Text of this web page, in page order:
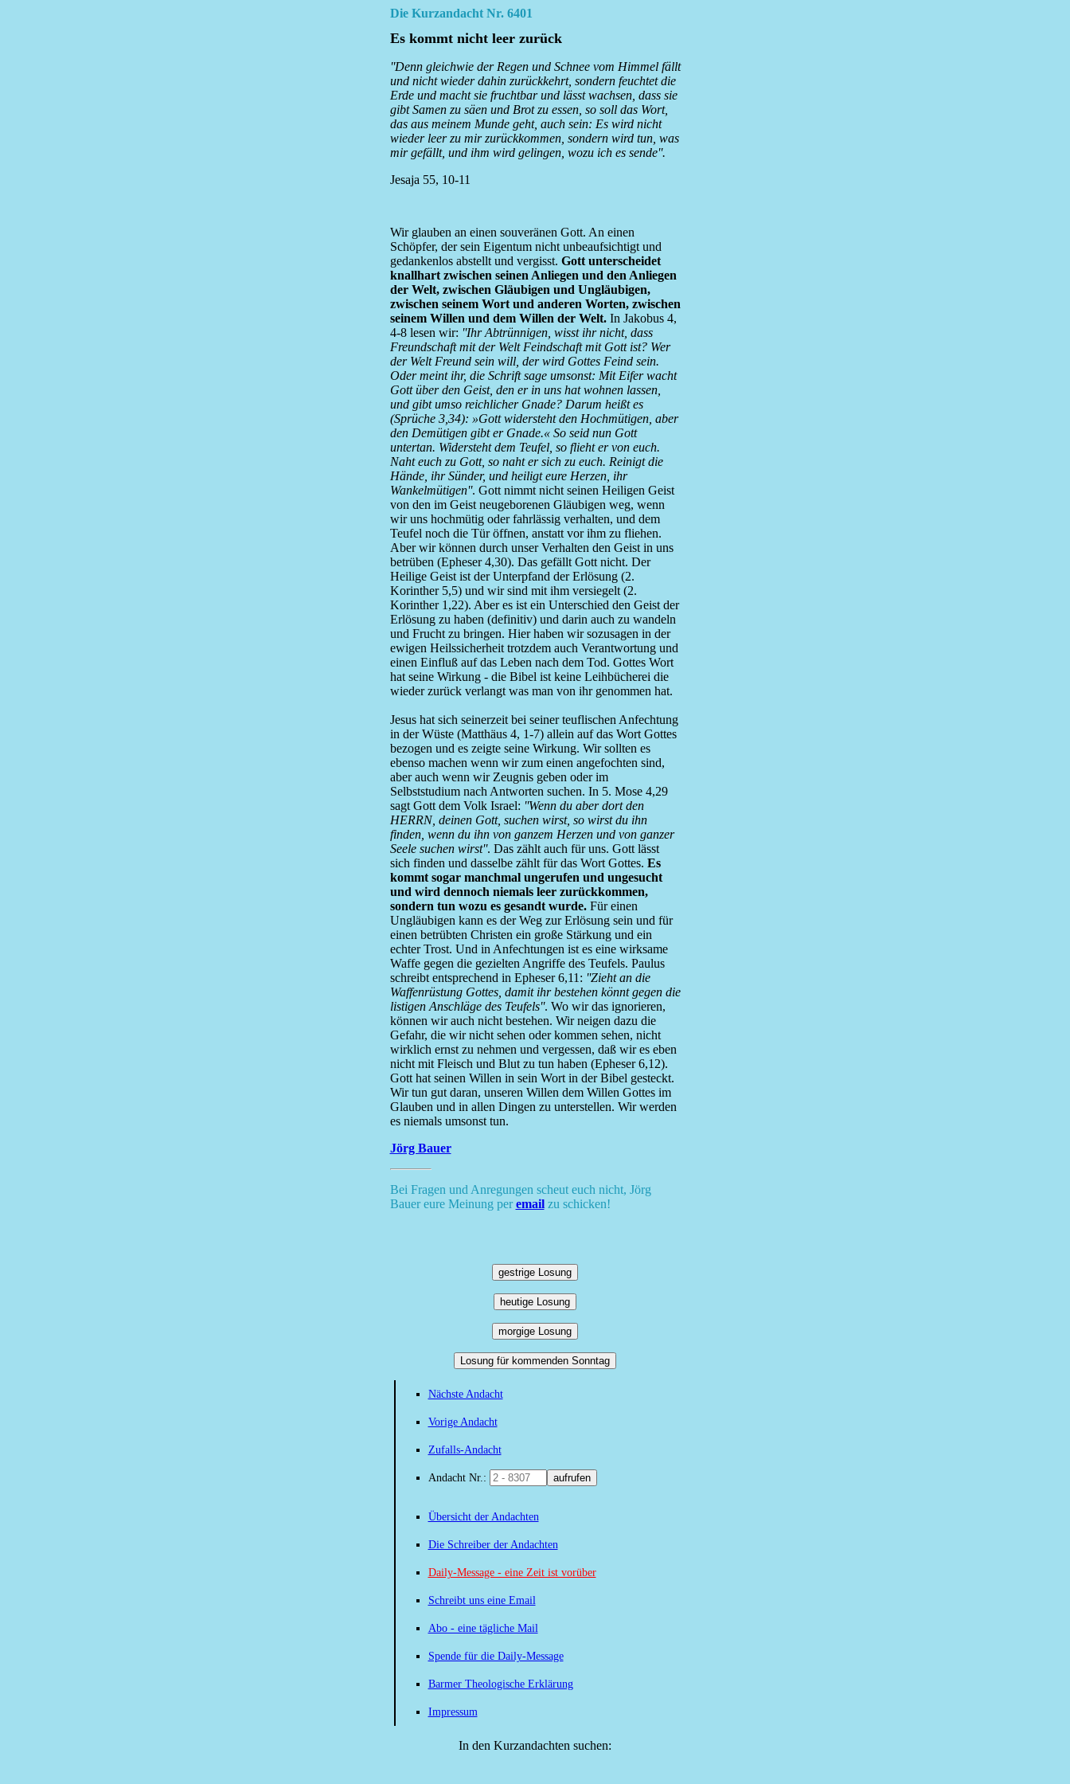
Die Kurzandacht Nr. 6401
Es kommt nicht leer zurück
''Denn gleichwie der Regen und Schnee vom Himmel fällt
und nicht wieder dahin zurückkehrt, sondern feuchtet die
Erde und macht sie fruchtbar und lässt wachsen, dass sie
gibt Samen zu säen und Brot zu essen, so soll das Wort,
das aus meinem Munde geht, auch sein: Es wird nicht
wieder leer zu mir zurückkommen, sondern wird tun, was
mir gefällt, und ihm wird gelingen, wozu ich es sende''.
Jesaja 55, 10-11
Wir glauben an einen souveränen Gott. An einen
Schöpfer, der sein Eigentum nicht unbeaufsichtigt und
gedankenlos abstellt und vergisst. Gott unterscheidet
knallhart zwischen seinen Anliegen und den Anliegen
der Welt, zwischen Gläubigen und Ungläubigen,
zwischen seinem Wort und anderen Worten, zwischen
seinem Willen und dem Willen der Welt.In Jakobus 4,
4-8 lesen wir: ''Ihr Abtrünnigen, wisst ihr nicht, dass
Freundschaft mit der Welt Feindschaft mit Gott ist? Wer
der Welt Freund sein will, der wird Gottes Feind sein.
Oder meint ihr, die Schrift sage umsonst: Mit Eifer wacht
Gott über den Geist, den er in uns hat wohnen lassen,
und gibt umso reichlicher Gnade? Darum heißt es
(Sprüche 3,34): »Gott widersteht den Hochmütigen, aber
den Demütigen gibt er Gnade.« So seid nun Gott
untertan. Widersteht dem Teufel, so flieht er von euch.
Naht euch zu Gott, so naht er sich zu euch. Reinigt die
Hände, ihr Sünder, und heiligt eure Herzen, ihr
Wankelmütigen''. Gott nimmt nicht seinen Heiligen Geist
von den im Geist neugeborenen Gläubigen weg, wenn
wir uns hochmütig oder fahrlässig verhalten, und dem
Teufel noch die Tür öffnen, anstatt vor ihm zu fliehen.
Aber wir können durch unser Verhalten den Geist in uns
betrüben (Epheser 4,30). Das gefällt Gott nicht. Der
Heilige Geist ist der Unterpfand der Erlösung (2.
Korinther 5,5) und wir sind mit ihm versiegelt (2.
Korinther 1,22). Aber es ist ein Unterschied den Geist der
Erlösung zu haben (definitiv) und darin auch zu wandeln
und Frucht zu bringen. Hier haben wir sozusagen in der
ewigen Heilssicherheit trotzdem auch Verantwortung und
einen Einfluß auf das Leben nach dem Tod. Gottes Wort
hat seine Wirkung - die Bibel ist keine Leihbücherei die
wieder zurück verlangt was man von ihr genommen hat.
Jesus hat sich seinerzeit bei seiner teuflischen Anfechtung
in der Wüste (Matthäus 4, 1-7) allein auf das Wort Gottes
bezogen und es zeigte seine Wirkung. Wir sollten es
ebenso machen wenn wir zum einen angefochten sind,
aber auch wenn wir Zeugnis geben oder im
Selbststudium nach Antworten suchen. In 5. Mose 4,29
sagt Gott dem Volk Israel: ''Wenn du aber dort den
HERRN, deinen Gott, suchen wirst, so wirst du ihn
finden, wenn du ihn von ganzem Herzen und von ganzer
Seele suchen wirst''. Das zählt auch für uns. Gott lässt
sich finden und dasselbe zählt für das Wort Gottes. Es
kommt sogar manchmal ungerufen und ungesucht
und wird dennoch niemals leer zurückkommen,
sondern tun wozu es gesandt wurde.Für einen
Ungläubigen kann es der Weg zur Erlösung sein und für
einen betrübten Christen ein große Stärkung und ein
echter Trost. Und in Anfechtungen ist es eine wirksame
Waffe gegen die gezielten Angriffe des Teufels. Paulus
schreibt entsprechend in Epheser 6,11: ''Zieht an die
Waffenrüstung Gottes, damit ihr bestehen könnt gegen die
listigen Anschläge des Teufels''. Wo wir das ignorieren,
können wir auch nicht bestehen. Wir neigen dazu die
Gefahr, die wir nicht sehen oder kommen sehen, nicht
wirklich ernst zu nehmen und vergessen, daß wir es eben
nicht mit Fleisch und Blut zu tun haben (Epheser 6,12).
Gott hat seinen Willen in sein Wort in der Bibel gesteckt.
Wir tun gut daran, unseren Willen dem Willen Gottes im
Glauben und in allen Dingen zu unterstellen. Wir werden
es niemals umsonst tun.
Jörg Bauer
Bei Fragen und Anregungen scheut euch nicht, Jörg
Bauer eure Meinung peremailzu schicken!
gestrige Losung
heutige Losung
morgige Losung
Losung für kommenden Sonntag
Nächste Andacht
Vorige Andacht
Zufalls-Andacht
Andacht Nr.: aufrufen
Übersicht der Andachten
Die Schreiber der Andachten
Daily-Message - eine Zeit ist vorüber
Schreibt uns eine Email
Abo - eine tägliche Mail
Spende für die Daily-Message
Barmer Theologische Erklärung
Impressum
In den Kurzandachten suchen: